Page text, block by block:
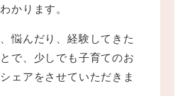
かります。
悩んだり、経験してきた
で、少しでも子育てのお
ェアをさせていただきま